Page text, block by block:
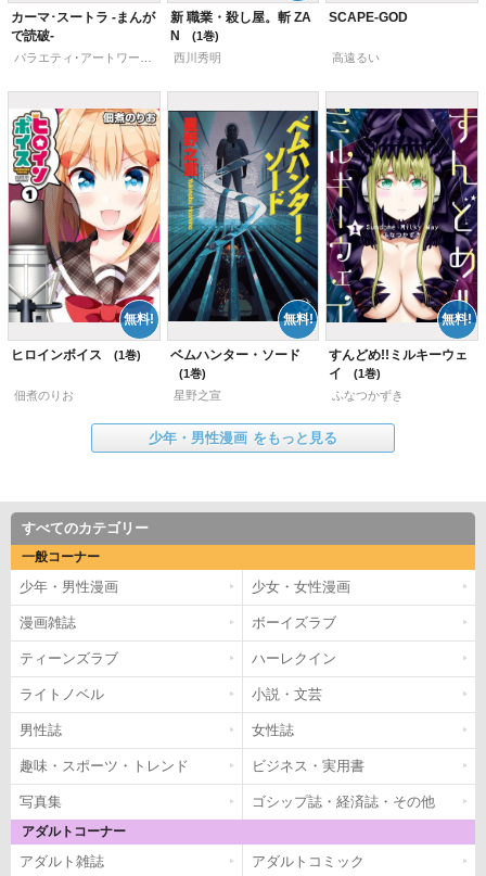
カーマ･スートラ -まんが
で読破-
, ウﾞァーツヤーヤナ
新 職業・殺し屋。斬 ZA
N
1
西川秀明
SCAPE-GOD
高遠るい
ヒロインボイス 1
佃煮のりお
ベムハンター・ソード
1
星野之宣
すんどめ!!ミルキーウェ
イ
1
ふなつかずき
少年・男性漫画 をもっと見る
すべてのカテゴリー
一般コーナー
少年・男性漫画 少女・女性漫画
漫画雑誌 ボーイズラブ
ティーンズラブ ハーレクイン
ライトノベル 小説・文芸
男性誌 女性誌
趣味・スポーツ・トレンド ビジネス・実用書
写真集 ゴシップ誌・経済誌・その他
アダルトコーナー
アダルト雑誌 アダルトコミック